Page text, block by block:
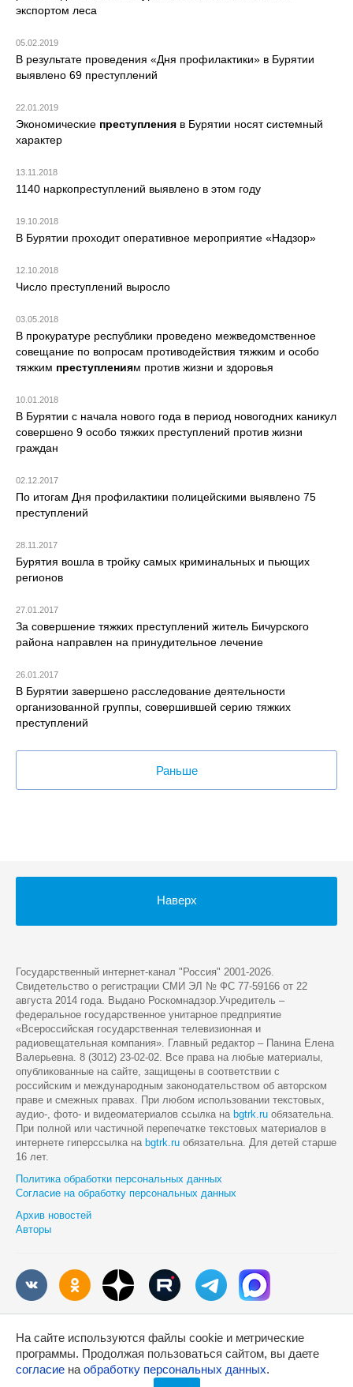
экспортом леса
05.02.2019
В результате проведения «Дня профилактики» в Бурятии
выявлено 69 преступлений
22.01.2019
Экономические преступления в Бурятии носят системный
характер
13.11.2018
1140 наркопреступлений выявлено в этом году
19.10.2018
В Бурятии проходит оперативное мероприятие «Надзор»
12.10.2018
Число преступлений выросло
03.05.2018
В прокуратуре республики проведено межведомственное
совещание по вопросам противодействия тяжким и особо
тяжким преступлениям против жизни и здоровья
10.01.2018
В Бурятии с начала нового года в период новогодних каникул
совершено 9 особо тяжких преступлений против жизни
граждан
02.12.2017
По итогам Дня профилактики полицейскими выявлено 75
преступлений
28.11.2017
Бурятия вошла в тройку самых криминальных и пьющих
регионов
27.01.2017
За совершение тяжких преступлений житель Бичурского
района направлен на принудительное лечение
26.01.2017
В Бурятии завершено расследование деятельности
организованной группы, совершившей серию тяжких
преступлений
Раньше
Наверх
Государственный интернет-канал "Россия" 2001-2026.
Cвидетельство о регистрации СМИ ЭЛ № ФС 77-59166 от 22
августа 2014 года. Выдано Роскомнадзор.Учредитель –
федеральное государственное унитарное предприятие
«Всероссийская государственная телевизионная и
радиовещательная компания». Главный редактор – Панина Елена
Валерьевна. 8 (3012) 23-02-02. Все права на любые материалы,
опубликованные на сайте, защищены в соответствии с
российским и международным законодательством об авторском
праве и смежных правах. При любом использовании текстовых,
аудио-, фото- и видеоматериалов ссылка на bgtrk.ru обязательна.
При полной или частичной перепечатке текстовых материалов в
интернете гиперссылка на bgtrk.ru обязательна. Для детей старше
16 лет.
Политика обработки персональных данных
Согласие на обработку персональных данных
Архив новостей
Авторы
На сайте используются файлы cookie и метрические
программы. Продолжая пользоваться сайтом, вы даете
согласие на обработку персональных данных.